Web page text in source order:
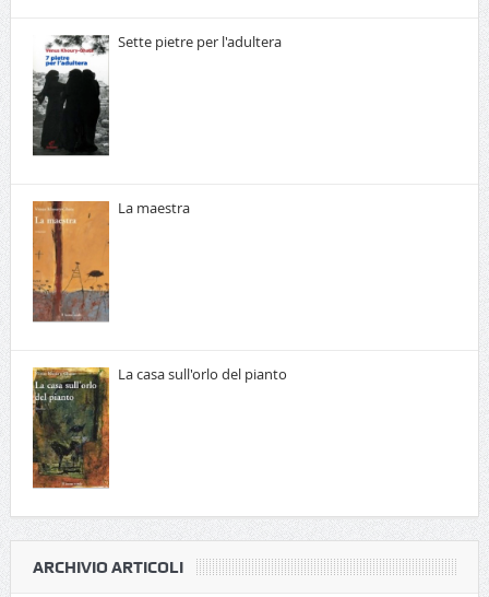
Sette pietre per l'adultera
La maestra
La casa sull'orlo del pianto
ARCHIVIO ARTICOLI